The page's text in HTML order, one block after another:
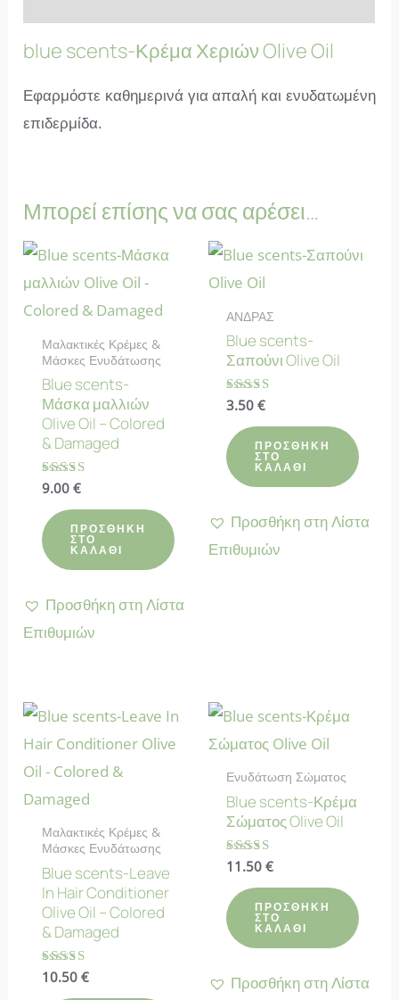
blue scents-Κρέμα Χεριών Olive Oil
Εφαρμόστε καθημερινά για απαλή και ενυδατωμένη
επιδερμίδα.
Μπορεί επίσης να σας αρέσει…
Μαλακτικές Κρέμες &
Μάσκες Ενυδάτωσης
Blue scents-
Μάσκα μαλλιών
Olive Oil – Colored
& Damaged
Βαθμολογήθηκε
4.80
από 5
9.00 €
ΠΡΟΣΘΉΚΗ
ΣΤΟ
ΚΑΛΆΘΙ
Προσθήκη στη Λίστα
Επιθυμιών
ΑΝΔΡΑΣ
Blue scents-
Σαπούνι Olive Oil
Βαθμολογήθηκε
4.83
από 5
3.50€
ΠΡΟΣΘΉΚΗ
ΣΤΟ
ΚΑΛΆΘΙ
Προσθήκη στη Λίστα
Επιθυμιών
Μαλακτικές Κρέμες &
Μάσκες Ενυδάτωσης
Blue scents-Leave
In Hair Conditioner
Olive Oil – Colored
& Damaged
Βαθμολογήθηκε
10.50 €
Ενυδάτωση Σώματος
Blue scents-Κρέμα
Σώματος Olive Oil
Βαθμολογήθηκε
5.00
από 5
11.50€
ΠΡΟΣΘΉΚΗ
ΣΤΟ
ΚΑΛΆΘΙ
Προσθήκη στη Λίστα